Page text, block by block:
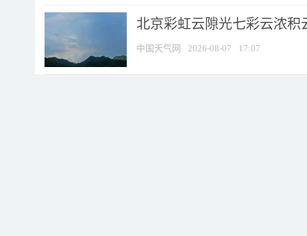
北京彩虹云隙光七彩云浓积
中国天气网 2026-08-07 17:07